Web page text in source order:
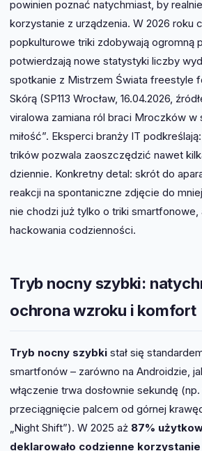
powinien poznać natychmiast, by
korzystanie z urządzenia. W 2026 roku
popkulturowe triki zdobywają ogromną
potwierdzają nowe statystyki liczby
spotkanie z Mistrzem Świata freestyle
Skórą (SP113 Wrocław, 16.04.2026,
viralowa zamiana ról braci Mroczków w
miłość”. Eksperci branży IT
trików pozwala zaoszczędzić nawet
dziennie. Konkretny detal: skrót do
reakcji na spontaniczne zdjęcie do
nie chodzi już tylko o triki smartfonowe,
hackowania codzienności.
Tryb nocny szybki:
ochrona wzroku i komfort
Tryb nocny szybki stał się
smartfonów – zarówno na Androidzie,
włączenie trwa dosłownie sekundę
przeciągnięcie palcem od górnej
„Night Shift”). W 2025 aż 87%
deklarowało codzienne